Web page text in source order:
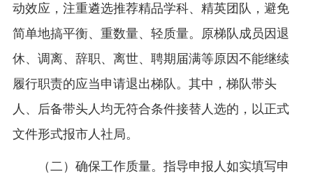
动效应，注重遴选推荐精品学科、精英团队，避免
简单地搞平衡、重数量、轻质量。原梯队成员因退
休、调离、辞职、离世、聘期届满等原因不能继续
履行职责的应当申请退出梯队。其中，梯队带头
人、后备带头人均无符合条件接替人选的，以正式
文件形式报市人社局。
（二）确保工作质量。指导申报人如实填写申